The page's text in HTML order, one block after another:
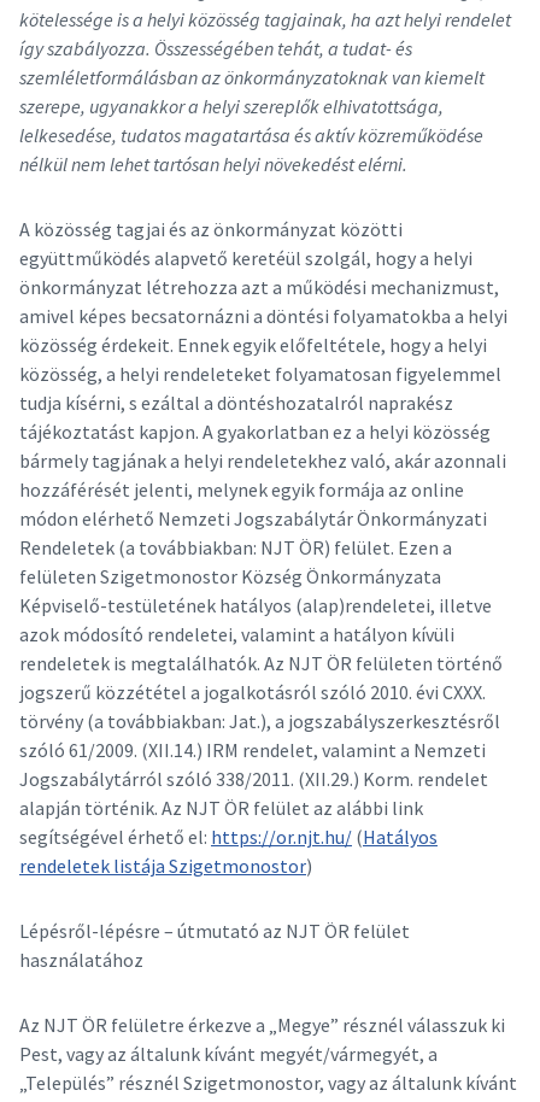
kötelessége is a helyi közösség tagjainak, ha azt helyi rendelet
így szabályozza. Összességében tehát, a tudat- és
szemléletformálásban az önkormányzatoknak van kiemelt
szerepe, ugyanakkor a helyi szereplők elhivatottsága,
lelkesedése, tudatos magatartása és aktív közreműködése
nélkül nem lehet tartósan helyi növekedést elérni.
A közösség tagjai és az önkormányzat közötti
együttműködés alapvető keretéül szolgál, hogy a helyi
önkormányzat létrehozza azt a működési mechanizmust,
amivel képes becsatornázni a döntési folyamatokba a helyi
közösség érdekeit. Ennek egyik előfeltétele, hogy a helyi
közösség, a helyi rendeleteket folyamatosan figyelemmel
tudja kísérni, s ezáltal a döntéshozatalról naprakész
tájékoztatást kapjon. A gyakorlatban ez a helyi közösség
bármely tagjának a helyi rendeletekhez való, akár azonnali
hozzáférését jelenti, melynek egyik formája az online
módon elérhető Nemzeti Jogszabálytár Önkormányzati
Rendeletek (a továbbiakban: NJT ÖR) felület. Ezen a
felületen Szigetmonostor Község Önkormányzata
Képviselő-testületének hatályos (alap)rendeletei, illetve
azok módosító rendeletei, valamint a hatályon kívüli
rendeletek is megtalálhatók. Az NJT ÖR felületen történő
jogszerű közzététel a jogalkotásról szóló 2010. évi CXXX.
törvény (a továbbiakban: Jat.), a jogszabályszerkesztésről
szóló 61/2009. (XII.14.) IRM rendelet, valamint a Nemzeti
Jogszabálytárról szóló 338/2011. (XII.29.) Korm. rendelet
alapján történik. Az NJT ÖR felület az alábbi link
segítségével érhető el: https://or.njt.hu/ (Hatályos
rendeletek listája Szigetmonostor)
Lépésről-lépésre – útmutató az NJT ÖR felület
használatához
Az NJT ÖR felületre érkezve a „Megye” résznél válasszuk ki
Pest, vagy az általunk kívánt megyét/vármegyét, a
„Település” résznél Szigetmonostor, vagy az általunk kívánt